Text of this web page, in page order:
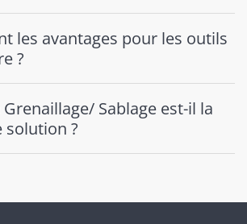
les avantages pour les outils
?
Sablage est-il la
solution ?